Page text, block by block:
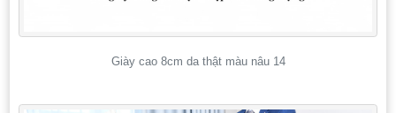
Giày cao 8cm da thật màu nâu 14